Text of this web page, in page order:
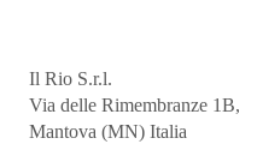
Il Rio S.r.l.
Via delle Rimembranze 1B,
Mantova (MN) Italia